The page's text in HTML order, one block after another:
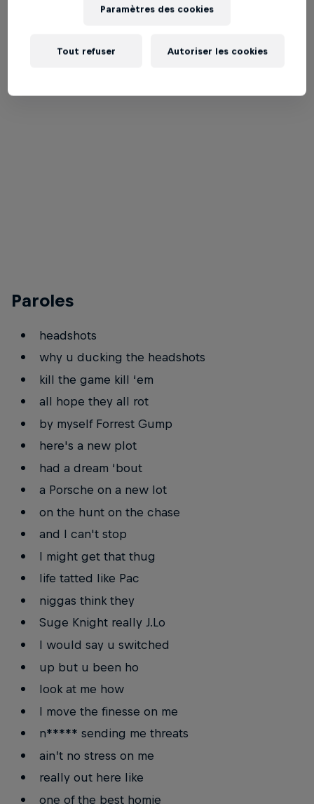
résultat ? Un feu d’artifice verbal
Paroles
headshots
why u ducking the headshots
kill the game kill ‘em
all hope they all rot
by myself Forrest Gump
here's a new plot
had a dream ‘bout
a Porsche on a new lot
on the hunt on the chase
and I can't stop
I might get that thug
life tatted like Pac
niggas think they
Suge Knight really J.Lo
I would say u switched
up but u been ho
look at me how
I move the finesse on me
n***** sending me threats
ain’t no stress on me
really out here like
one of the best homie
Paramètres des cookies
Tout refuser Autoriser les cookies